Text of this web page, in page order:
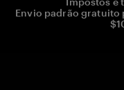
Envio padrão gratuito